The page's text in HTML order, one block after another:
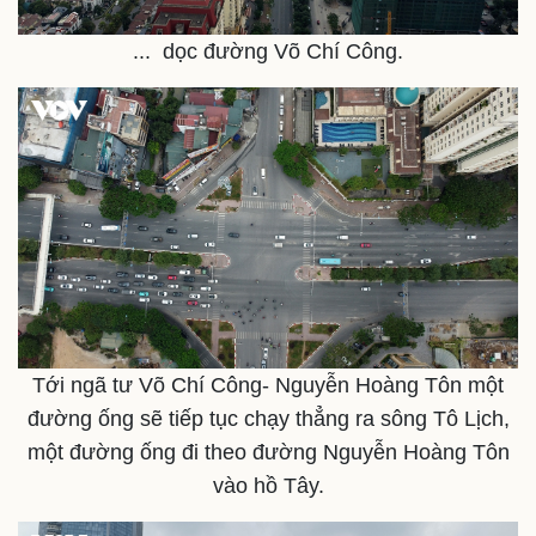
Doanh nghiệp
Thông tin doanh nghiệp
Doanh nghiệp 24h
Doanh nhân
Công nghệ
Sành điệu
Tin Công nghệ
Trải nghiệm
Chuyển đổi số
... dọc đường Võ Chí Công.
Tới ngã tư Võ Chí Công- Nguyễn Hoàng Tôn một
đường ống sẽ tiếp tục chạy thẳng ra sông Tô Lịch,
một đường ống đi theo đường Nguyễn Hoàng Tôn
vào hồ Tây.